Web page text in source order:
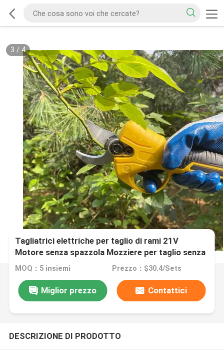
3 / 4
Tagliatrici elettriche per taglio di rami 21V
Motore senza spazzola Mozziere per taglio senza
fili
MOQ：5 insiemi Prezzo：$30.4/Sets
Miglior prezzo Contattici
DESCRIZIONE DI PRODOTTO